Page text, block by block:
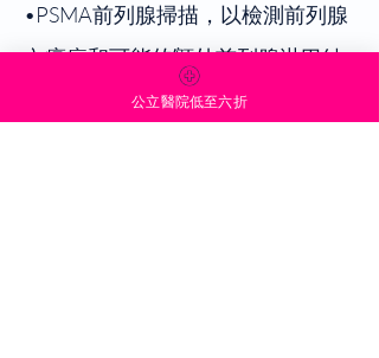
•PSMA前列腺掃描，以檢測前列腺
內癌症和可能的額外前列腺淋巴結
和內臟轉移。公立醫院低至六折